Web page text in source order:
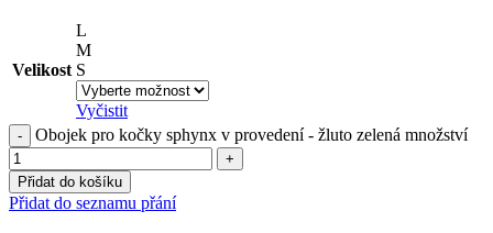
Velikost
L
M
S
Vyčistit
Obojek pro kočky sphynx v provedení - žluto zelená množství
Přidat do košíku
Přidat do seznamu přání